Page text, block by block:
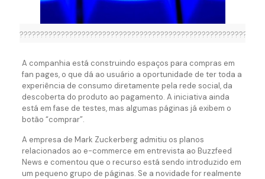
??????????????????????????????????????????????????????????
A companhia está construindo espaços para compras em
fan pages, o que dá ao usuário a oportunidade de ter toda a
experiência de consumo diretamente pela rede social, da
descoberta do produto ao pagamento. A iniciativa ainda
está em fase de testes, mas algumas páginas já exibem o
botão “comprar”.
A empresa de Mark Zuckerberg admitiu os planos
relacionados ao e-commerce em entrevista ao Buzzfeed
News e comentou que o recurso está sendo introduzido em
um pequeno grupo de páginas. Se a novidade for realmente